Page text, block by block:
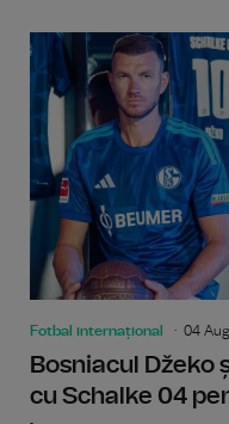
Fotbal internațional 04
Bosniacul Džeko
cu Schalke 04